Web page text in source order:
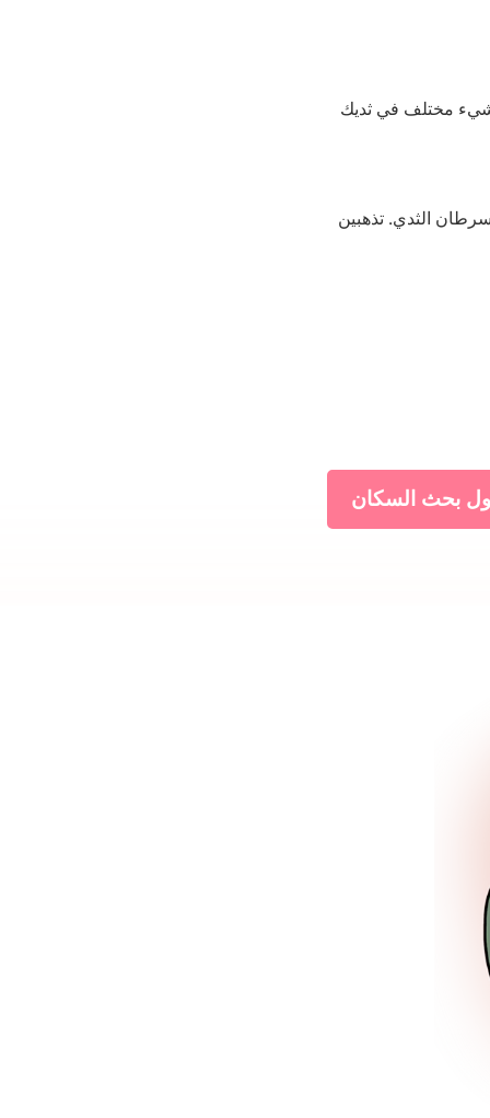
مختلف في ثديك
الثدي. تذهبين
بحث السكان